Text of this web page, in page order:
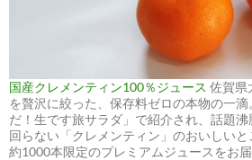
国産クレメンティン100％ジュース 佐賀県
を贅沢に絞った、保存料ゼロの本物の一
だ！生です旅サラダ」で紹介され、話題
回らない「クレメンティン」のおいしいと
約1000本限定のプレミアムジュースをお